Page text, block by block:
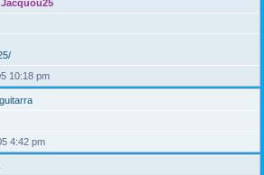
Jacquou25
10:18 pm
4:42 pm